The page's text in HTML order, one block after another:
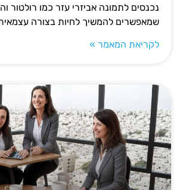
נכנסים לתמונה אביזרי עזר כמו רולטור
שמאפשרים להמשיך לחיות בצורה
לקריאת המאמר »